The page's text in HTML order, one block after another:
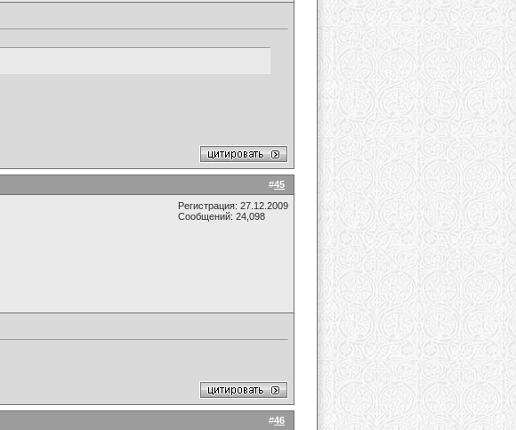
#45
Регистрация: 27.12.2009
Сообщений: 24,098
#46